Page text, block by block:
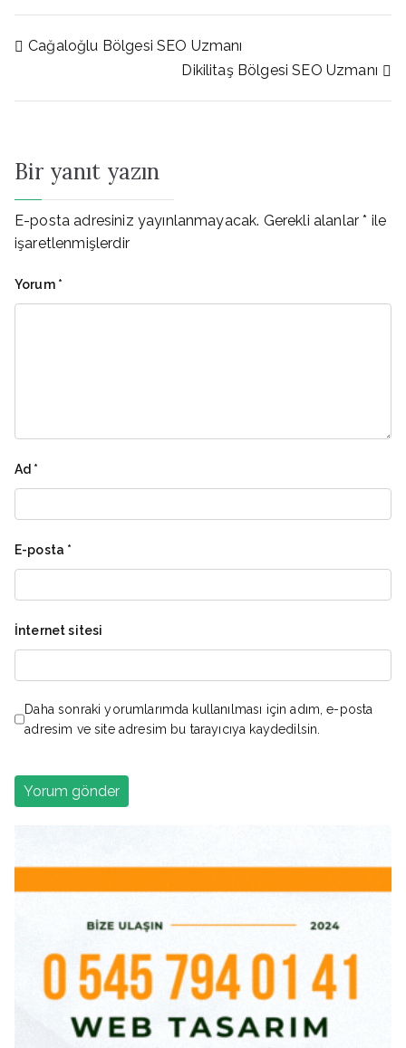
Yazı
Cağaloğlu Bölgesi SEO Uzmanı
Dikilitaş Bölgesi SEO Uzmanı
Bir yanıt yazın
E-posta adresiniz yayınlanmayacak. Gerekli alanlar* ile
işaretlenmişlerdir
Yorum *
Ad *
E-posta *
İnternet sitesi
Daha sonraki yorumlarımda kullanılması için adım, e-posta
adresim ve site adresim bu tarayıcıya kaydedilsin.